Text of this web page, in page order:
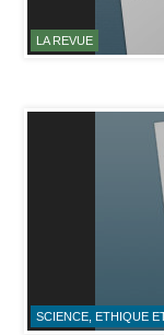
LA REVUE
SCIENCE, ETHIQUE